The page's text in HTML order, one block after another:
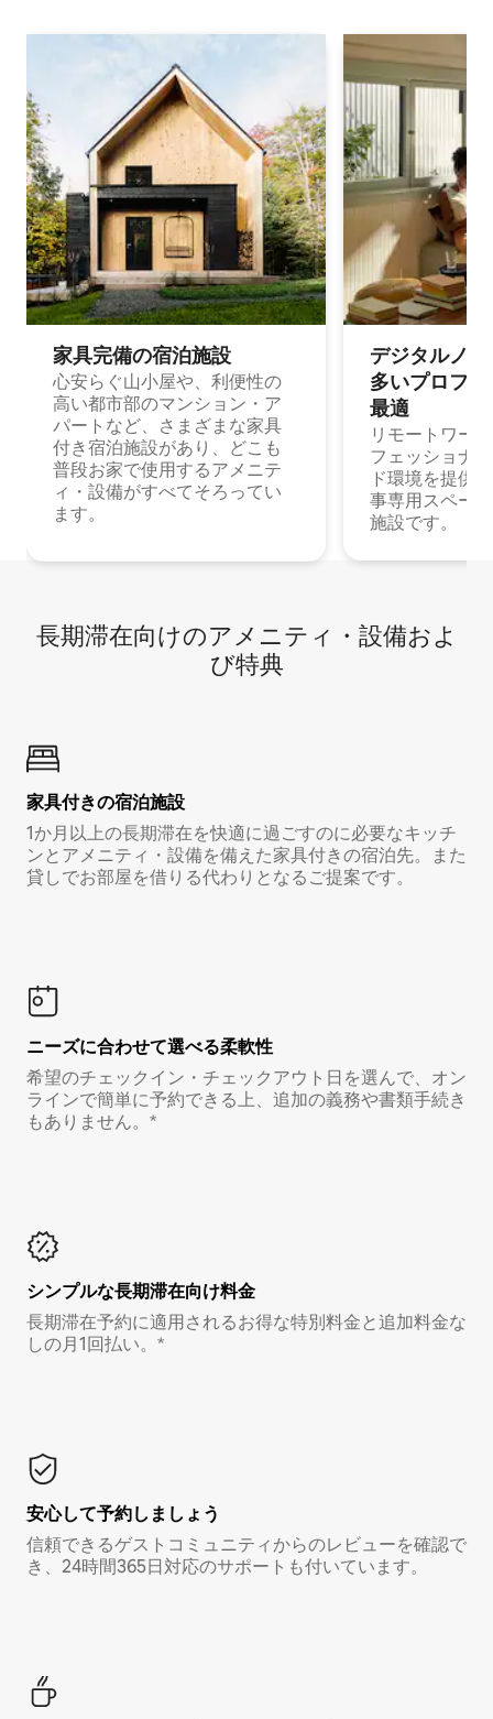
家具完備の宿⁠泊⁠施⁠設
心安らぐ山小屋や、利便性の
高い都市部のマンション・ア
パートなど、さまざまな家具
付き宿泊施設があり、どこも
普段お家で使用するアメニテ
ィ・設備がすべてそろってい
ます。
デジタルノ
多⁠いプ⁠ロ⁠フ⁠
最⁠適
リモートワー
フェッショナ
ド環境を提供
事専用スペー
施設です。
長期滞在向け⁠のア⁠メ⁠ニ⁠テ⁠ィ⁠・設⁠備⁠およ
び特⁠典
家具付き⁠の宿⁠泊⁠施⁠設
1か月以上の長期滞在を快適に過ごすのに必要なキッチ
ンとアメニティ・設備を備えた家具付きの宿泊先。また
貸しでお部屋を借りる代わりとなるご提案です。
ニーズに合わせて選べる柔軟性
希望のチェックイン・チェックアウト日を選んで、オン
ラインで簡単に予約できる上、追加の義務や書類手続き
もありません。*
シンプルな長期滞在向け料金
長期滞在予約に適用されるお得な特別料金と追加料金な
しの月1回払い。*
安心して予約しましょう
信頼できるゲストコミュニティからのレビューを確認で
き、24時間365日対応のサポートも付いています。